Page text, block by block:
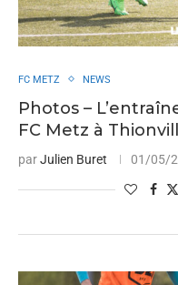
FC METZ NEWS
Photos –
FC Metz à
parJulien Buret 01/05/